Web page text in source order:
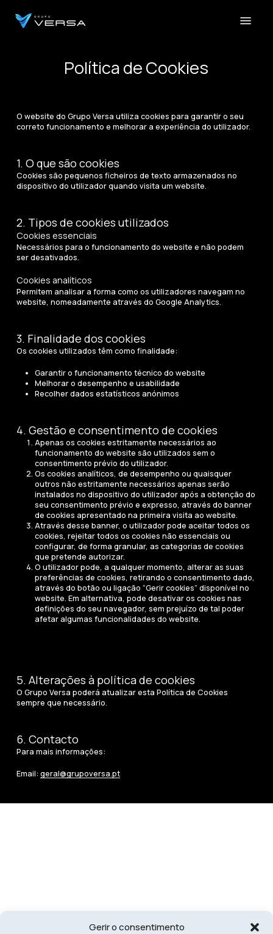
Gerir o consentimento
Política de Cookies
O website do Grupo Versa utiliza cookies para garantir o seu
correto funcionamento e melhorar a experiência do utilizador.
1. O que são cookies
Cookies são pequenos ficheiros de texto armazenados no
dispositivo do utilizador quando visita um website.
2. Tipos de cookies utilizados
Cookies essenciais
Necessários para o funcionamento do website e não podem
ser desativados.
Cookies analíticos
Permitem analisar a forma como os utilizadores navegam no
website, nomeadamente através do Google Analytics.
3. Finalidade dos cookies
Os cookies utilizados têm como finalidade:
Garantir o funcionamento técnico do website
Melhorar o desempenho e usabilidade
Recolher dados estatísticos anónimos
4. Gestão e consentimento de cookies
Apenas os cookies estritamente necessários ao
funcionamento do website são utilizados sem o
consentimento prévio do utilizador.
Os cookies analíticos, de desempenho ou quaisquer
outros não estritamente necessários apenas serão
instalados no dispositivo do utilizador após a obtenção do
seu consentimento prévio e expresso, através do banner
de cookies apresentado na primeira visita ao website.
Através desse banner, o utilizador pode aceitar todos os
cookies, rejeitar todos os cookies não essenciais ou
configurar, de forma granular, as categorias de cookies
que pretende autorizar.
O utilizador pode, a qualquer momento, alterar as suas
preferências de cookies, retirando o consentimento dado,
através do botão ou ligação “Gerir cookies” disponível no
website. Em alternativa, pode desativar os cookies nas
definições do seu navegador, sem prejuízo de tal poder
afetar algumas funcionalidades do website.
5. Alterações à política de cookies
O Grupo Versa poderá atualizar esta Política de Cookies
sempre que necessário.
6. Contacto
Para mais informações:
Email: geral@grupoversa.pt